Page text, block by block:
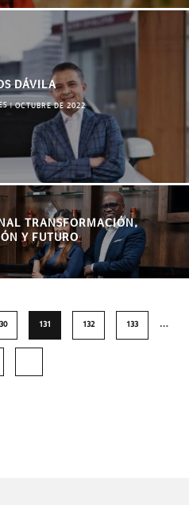
DÁVILA
|OCTUBRE DE 2022
TRANSFORMACIÓN,
Y FUTURO
131 132 133 …